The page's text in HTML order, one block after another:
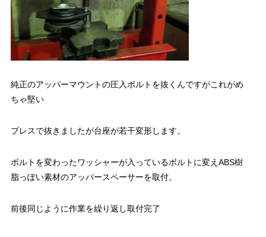
純正のアッパーマウントの圧入ボルトを抜くんですがこれがめ
ちゃ堅い
プレスで抜きましたが台座が若干変形します。
ボルトを変わったワッシャーが入っているボルトに変えABS樹
脂っぽい素材のアッパースペーサーを取付。
前後同じように作業を繰り返し取付完了